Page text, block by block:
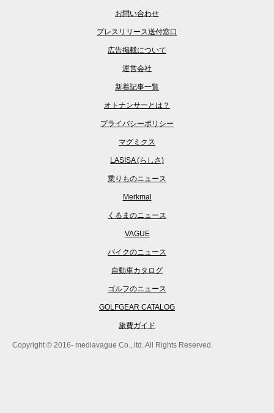
お問い合わせ
プレスリリース送付窓口
広告掲載について
運営会社
新着記事一覧
オトナンサーとは？
プライバシーポリシー
マグミクス
LASISA (らしさ)
乗りものニュース
Merkmal
くるまのニュース
VAGUE
バイクのニュース
自動車カタログ
ゴルフのニュース
GOLFGEAR CATALOG
旅費ガイド
Copyright © 2016- mediavague Co., ltd. All Rights Reserved.